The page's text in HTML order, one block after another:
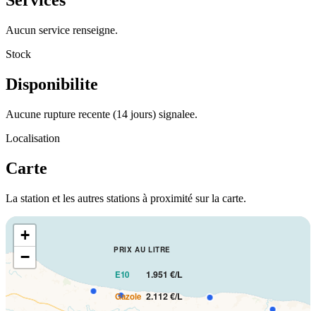
Aucun service renseigne.
Stock
Disponibilite
Aucune rupture recente (14 jours) signalee.
Localisation
Carte
La station et les autres stations à proximité sur la carte.
PRIX AU LITRE
E10 1.951 €/L
Gazole 2.112 €/L
+
−